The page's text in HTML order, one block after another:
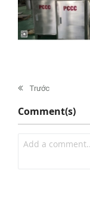
Trước
Comment(s)